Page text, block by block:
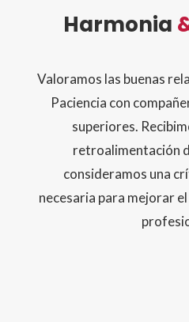
Harmonia
Valoramos las buenas
Paciencia con
superiores.
retroalimentación
consideramos una
necesaria para mejorar